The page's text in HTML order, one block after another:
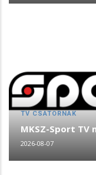
TV CSATORNÁK
MKSZ-Sport TV
2026-08-07